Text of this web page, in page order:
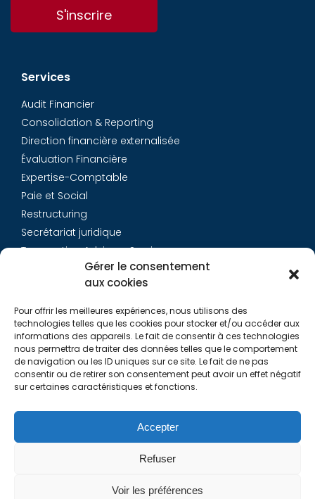
Gérer le consentement
aux cookies
Pour offrir les meilleures expériences, nous utilisons des
technologies telles que les cookies pour stocker et/ou accéder aux
informations des appareils. Le fait de consentir à ces technologies
nous permettra de traiter des données telles que le comportement
de navigation ou les ID uniques sur ce site. Le fait de ne pas
consentir ou de retirer son consentement peut avoir un effet négatif
sur certaines caractéristiques et fonctions.
Accepter
Refuser
Voir les préférences
S'inscrire
Services
Audit Financier
Consolidation & Reporting
Direction financière externalisée
Évaluation Financière
Expertise-Comptable
Paie et Social
Restructuring
Secrétariat juridique
Transaction Advisory Services
Équipe
Carrières
Contact
Liens utiles
Politique de Cookies (EU)